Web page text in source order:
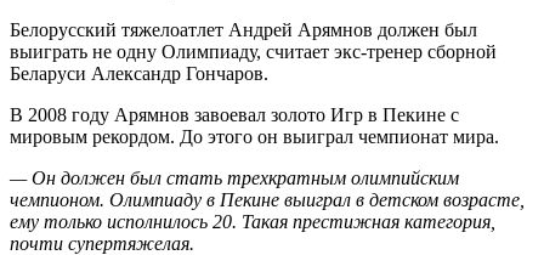
Белорусский тяжелоатлет Андрей Арямнов должен был
выиграть не одну Олимпиаду, считает экс-тренер сборной
Беларуси Александр Гончаров.
В 2008 году Арямнов завоевал золото Игр в Пекине с
мировым рекордом. До этого он выиграл чемпионат мира.
— Он должен был стать трехкратным олимпийским
чемпионом. Олимпиаду в Пекине выиграл в детском возрасте,
ему только исполнилось 20. Такая престижная категория,
почти супертяжелая.